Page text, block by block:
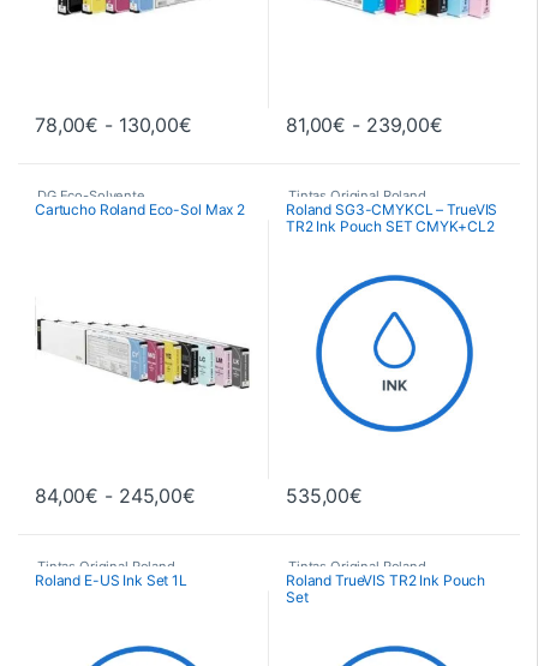
78,00€ - 130,00€Rango de precios: desde 78,00€
Este producto tiene múltiples variantes. Las opciones se
81,00€ - 239,00€Rango de
Este producto tiene múltiples
DG Eco-Solvente
Cartucho Roland Eco-Sol Max 2
84,00€ - 245,00€Rango de precios: desde 84,00€
Este producto tiene múltiples variantes. Las opciones se
Tintas Original Roland
Roland SG3-CMYKCL – TrueVIS
TR2 Ink Pouch SET CMYK+CL2
535,00€
Tintas Original Roland
Roland E-US Ink Set 1L
Tintas Original Roland
Roland TrueVIS TR2 Ink Pouch
Set